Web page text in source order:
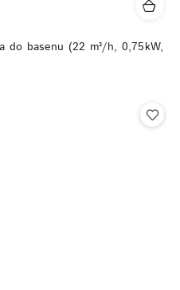
do basenu (22 m³/h, 0,75kW,